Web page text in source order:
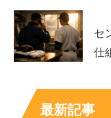
身長163センチとい
象づくりに寄与し
ラクターの奥行き
セ
仕
最新記事